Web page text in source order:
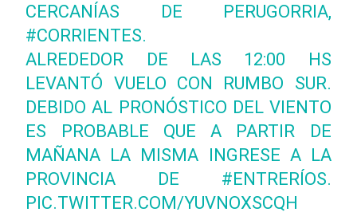
CERCANÍAS DE PERUGORRIA,
#CORRIENTES.
ALREDEDOR DE LAS 12:00 HS
LEVANTÓ VUELO CON RUMBO SUR.
DEBIDO AL PRONÓSTICO DEL VIENTO
ES PROBABLE QUE A PARTIR DE
MAÑANA LA MISMA INGRESE A LA
PROVINCIA DE #ENTRERÍOS.
PIC.TWITTER.COM/YUVNOXSCQH